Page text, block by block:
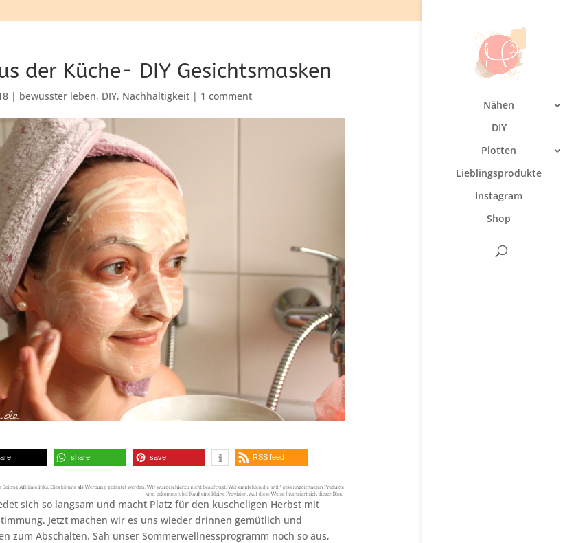
Nähen
DIY
Plotten
Lieblingsprodukte
Instagram
Shop
der Küche- DIY Gesichtsmasken
| bewusster leben, DIY, Nachhaltigkeit | 1 comment
share save RSS feed
sich so langsam und macht Platz für den kuscheligen Herbst mit
Jetzt machen wir es uns wieder drinnen gemütlich und
zum Abschalten. Sah unser Sommerwellnessprogramm noch so aus,